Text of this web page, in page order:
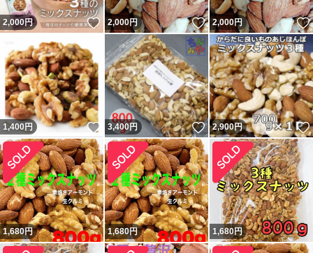
2,000円 いいね！
2,000円 いいね！
2,000円
1,400円 いいね！
3,400円 いいね！
2,900円
1,680円 1,680円 1,680円